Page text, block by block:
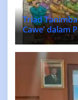
Triad
Cawe’ dalam
MASELA.